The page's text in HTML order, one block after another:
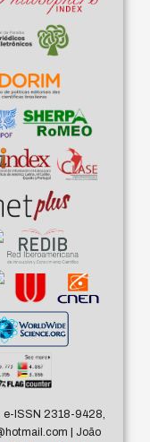
ISSN 2318-9428,
| João